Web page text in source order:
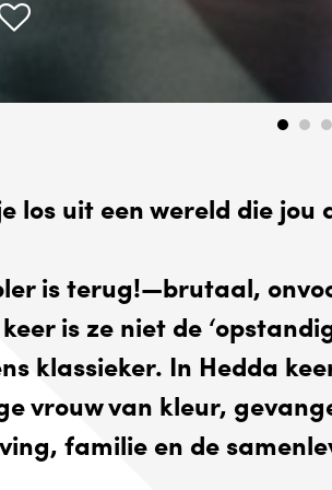
los uit een wereld die
is terug!—brutaal,
is ze niet de
klassieker. In Hedda
vrouw van kleur,
familie en de